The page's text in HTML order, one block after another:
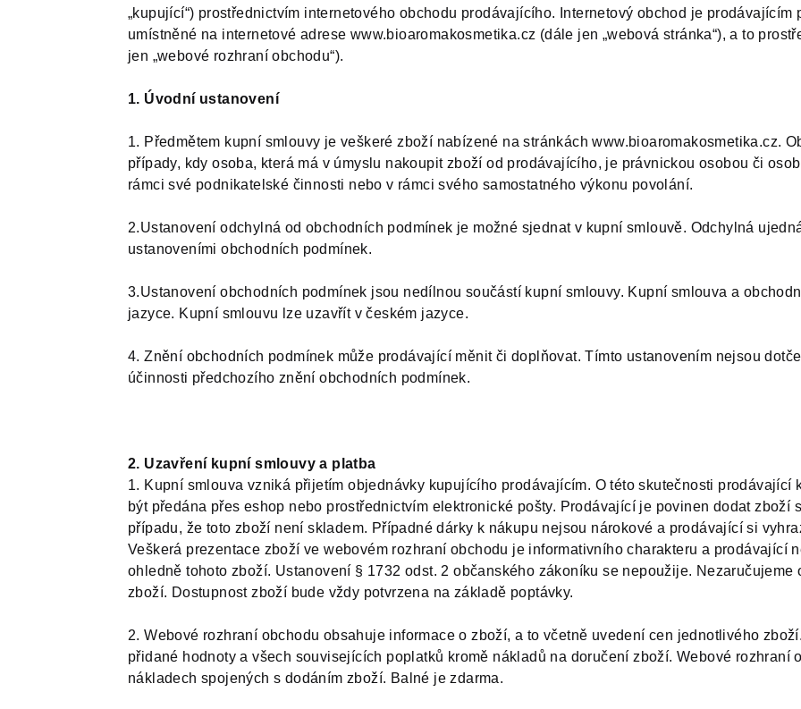
„kupující“) prostřednictvím internetového obchodu prodávajícího. Internetový obchod je prodávajícím
umístněné na internetové adrese www.bioaromakosmetika.cz (dále jen „webová stránka“), a to
jen „webové rozhraní obchodu“).
1. Úvodní ustanovení
1. Předmětem kupní smlouvy je veškeré zboží nabízené na stránkách www.bioaromakosmetika.cz.
případy, kdy osoba, která má v úmyslu nakoupit zboží od prodávajícího, je právnickou osobou či
rámci své podnikatelské činnosti nebo v rámci svého samostatného výkonu povolání.
2.Ustanovení odchylná od obchodních podmínek je možné sjednat v kupní smlouvě. Odchylná
ustanoveními obchodních podmínek.
3.Ustanovení obchodních podmínek jsou nedílnou součástí kupní smlouvy. Kupní smlouva a
jazyce. Kupní smlouvu lze uzavřít v českém jazyce.
4. Znění obchodních podmínek může prodávající měnit či doplňovat. Tímto ustanovením nejsou
účinnosti předchozího znění obchodních podmínek.
2. Uzavření kupní smlouvy a platba
1. Kupní smlouva vzniká přijetím objednávky kupujícího prodávajícím. O této skutečnosti prodávající
být předána přes eshop nebo prostřednictvím elektronické pošty. Prodávající je povinen dodat zboží
případu, že toto zboží není skladem. Případné dárky k nákupu nejsou nárokové a prodávající si
Veškerá prezentace zboží ve webovém rozhraní obchodu je informativního charakteru a prodávající
ohledně tohoto zboží. Ustanovení § 1732 odst. 2 občanského zákoníku se nepoužije.
zboží. Dostupnost zboží bude vždy potvrzena na základě poptávky.
2. Webové rozhraní obchodu obsahuje informace o zboží, a to včetně uvedení cen jednotlivého
přidané hodnoty a všech souvisejících poplatků kromě nákladů na doručení zboží. Webové rozhraní
nákladech spojených s dodáním zboží. Balné je zdarma.